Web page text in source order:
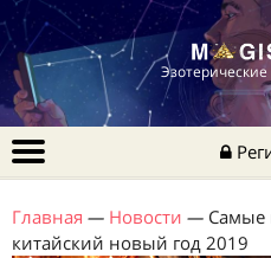
Главная — Новости — Самые
китайский новый год 2019